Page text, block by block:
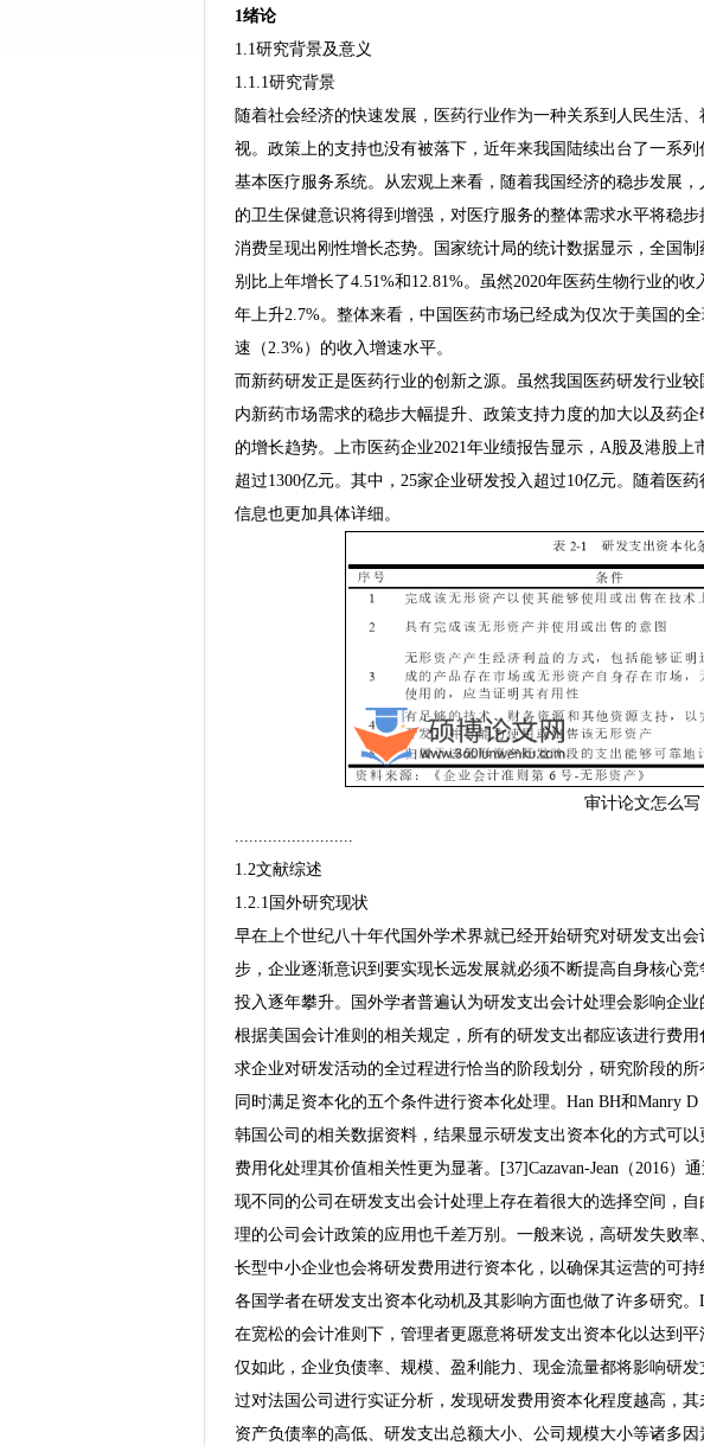
1绪论
1.1研究背景及意义
1.1.1研究背景
随着社会经济的快速发展，医药行业作为一种关系到人民生活
视。政策上的支持也没有被落下，近年来我国陆续出台了一系
基本医疗服务系统。从宏观上来看，随着我国经济的稳步发展
的卫生保健意识将得到增强，对医疗服务的整体需求水平将稳
消费呈现出刚性增长态势。国家统计局的统计数据显示，全国
别比上年增长了4.51%和12.81%。虽然2020年医药生物行业的
年上升2.7%。整体来看，中国医药市场已经成为仅次于美国的
速（2.3%）的收入增速水平。
而新药研发正是医药行业的创新之源。虽然我国医药研发行业
内新药市场需求的稳步大幅提升、政策支持力度的加大以及药
的增长趋势。上市医药企业2021年业绩报告显示，A股及港股
超过1300亿元。其中，25家企业研发投入超过10亿元。随着医
信息也更加具体详细。
审计论文怎么写
.........................
1.2文献综述
1.2.1国外研究现状
早在上个世纪八十年代国外学术界就已经开始研究对研发支出
步，企业逐渐意识到要实现长远发展就必须不断提高自身核心
投入逐年攀升。国外学者普遍认为研发支出会计处理会影响企业
根据美国会计准则的相关规定，所有的研发支出都应该进行费
求企业对研发活动的全过程进行恰当的阶段划分，研究阶段的
同时满足资本化的五个条件进行资本化处理。Han BH和Manry
韩国公司的相关数据资料，结果显示研发支出资本化的方式可
费用化处理其价值相关性更为显著。[37]Cazavan-Jean（2016
现不同的公司在研发支出会计处理上存在着很大的选择空间，
理的公司会计政策的应用也千差万别。一般来说，高研发失败
长型中小企业也会将研发费用进行资本化，以确保其运营的可持
各国学者在研发支出资本化动机及其影响方面也做了许多研究。
在宽松的会计准则下，管理者更愿意将研发支出资本化以达到
仅如此，企业负债率、规模、盈利能力、现金流量都将影响研发
过对法国公司进行实证分析，发现研发费用资本化程度越高，
资产负债率的高低、研发支出总额大小、公司规模大小等诸多因